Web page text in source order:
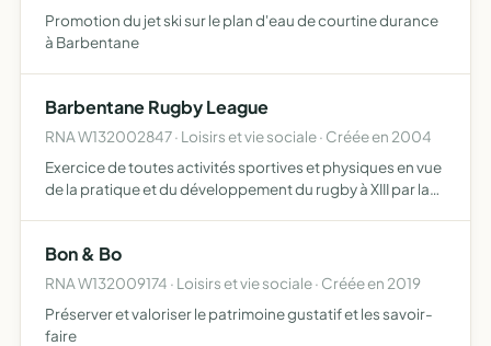
Promotion du jet ski sur le plan d'eau de courtine durance
à Barbentane
Barbentane Rugby League
RNA W132002847 · Loisirs et vie sociale · Créée en 2004
Exercice de toutes activités sportives et physiques en vue
de la pratique et du développement du rugby à XIII par la
Bon & Bo
RNA W132009174 · Loisirs et vie sociale · Créée en 2019
Préserver et valoriser le patrimoine gustatif et les savoir-
faire